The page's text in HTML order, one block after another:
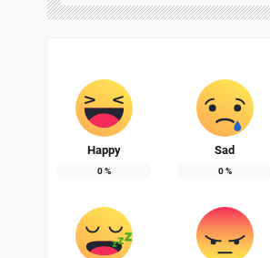
Happy
0%
Sad
0%